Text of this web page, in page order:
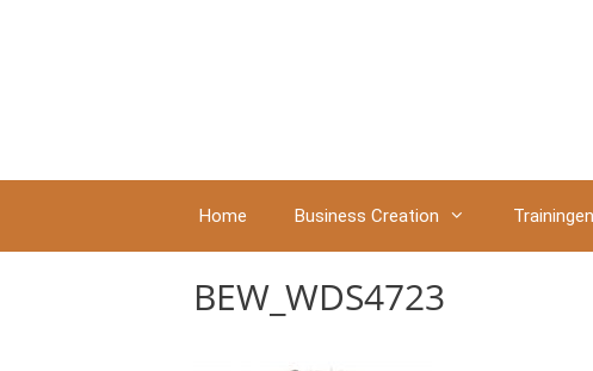
Home Business Creation Trainingen
BEW_WDS4723